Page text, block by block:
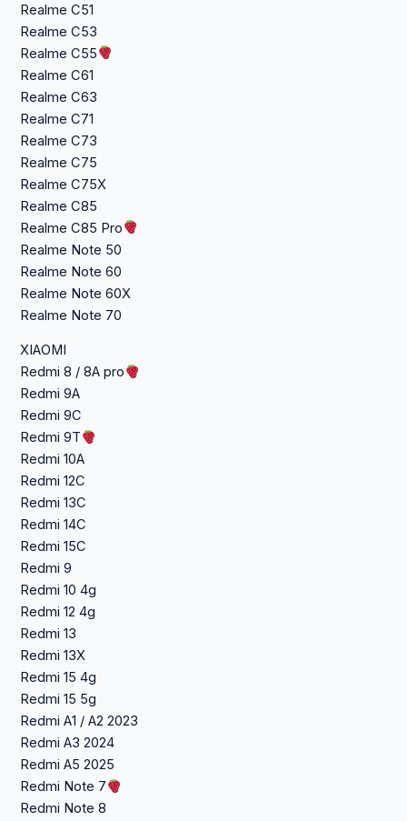
Realme C51
Realme C53
Realme C55
Realme C61
Realme C63
Realme C71
Realme C73
Realme C75
Realme C75X
Realme C85
Realme C85 Pro
Realme Note 50
Realme Note 60
Realme Note 60X
Realme Note 70
XIAOMI
Redmi 8 / 8A pro
Redmi 9A
Redmi 9C
Redmi 9T
Redmi 10A
Redmi 12C
Redmi 13C
Redmi 14C
Redmi 15C
Redmi 9
Redmi 10 4g
Redmi 12 4g
Redmi 13
Redmi 13X
Redmi 15 4g
Redmi 15 5g
Redmi A1 / A2 2023
Redmi A3 2024
Redmi A5 2025
Redmi Note 7
Redmi Note 8